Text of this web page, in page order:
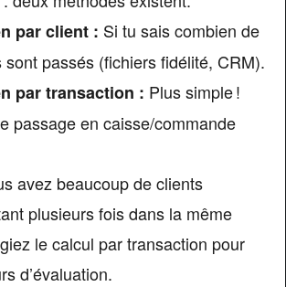
par client : Si tu sais combien de
passés (fichiers fidélité, CRM).
par transaction : Plus simple !
passage en caisse/commande
avez beaucoup de clients
plusieurs fois dans la même
le calcul par transaction pour
d’évaluation.